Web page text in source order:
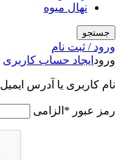
نهال میوه
جستجو
ورود / ثبت نام
ورود ایجاد حساب کاربری
نام کاربری یا آدرس ایمیل
رمز عبور * الزامی